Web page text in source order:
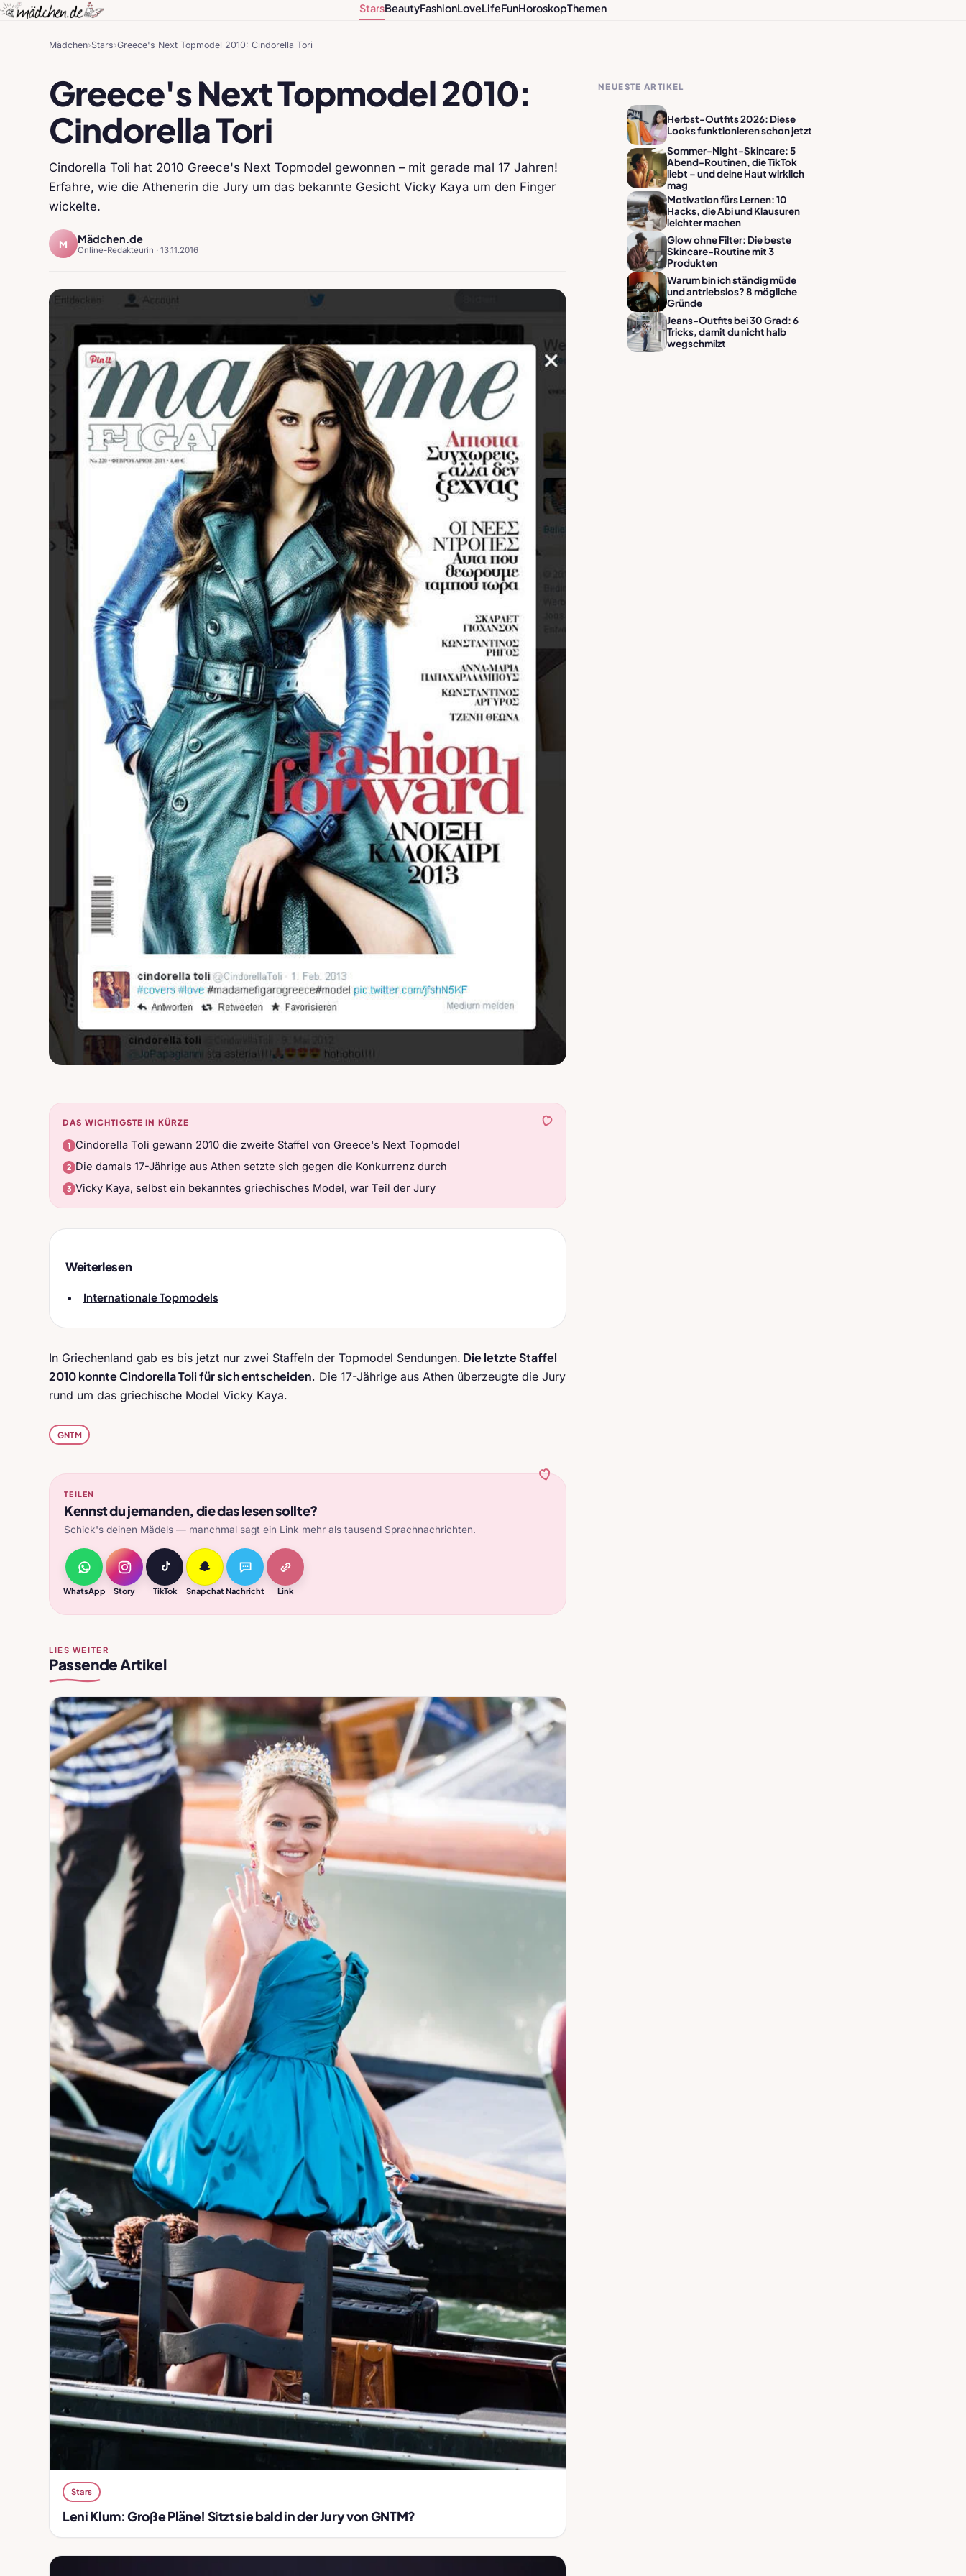
StarsBeautyFashionLoveLifeFunHoroskopThemen
Mädchen›Stars›Greece's Next Topmodel 2010: Cindorella Tori
Greece's Next Topmodel 2010:
Cindorella Tori
Cindorella Toli hat 2010 Greece's Next Topmodel gewonnen – mit gerade mal 17 Jahren!
Erfahre, wie die Athenerin die Jury um das bekannte Gesicht Vicky Kaya um den Finger
wickelte.
M Mädchen.de
Online-Redakteurin · 13.11.2016
DAS WICHTIGSTE IN KÜRZE
Cindorella Toli gewann 2010 die zweite Staffel von Greece's Next Topmodel
Die damals 17-Jährige aus Athen setzte sich gegen die Konkurrenz durch
Vicky Kaya, selbst ein bekanntes griechisches Model, war Teil der Jury
Weiterlesen
Internationale Topmodels
In Griechenland gab es bis jetzt nur zwei Staffeln der Topmodel Sendungen. Die letzte Staffel
2010 konnte Cindorella Toli für sich entscheiden. Die 17-Jährige aus Athen überzeugte die Jury
rund um das griechische Model Vicky Kaya.
GNTM
TEILEN
Kennst du jemanden, die das lesen sollte?
Schick's deinen Mädels — manchmal sagt ein Link mehr als tausend Sprachnachrichten.
WhatsApp Story TikTok SnapchatNachricht Link
LIES WEITER
Passende Artikel
Stars
Leni Klum: Große Pläne! Sitzt sie bald in der Jury von GNTM?
NEUESTE ARTIKEL
Herbst-Outfits 2026: Diese
Looks funktionieren schon jetzt
Sommer-Night-Skincare: 5
Abend-Routinen, die TikTok
liebt – und deine Haut wirklich
mag
Motivation fürs Lernen: 10
Hacks, die Abi und Klausuren
leichter machen
Glow ohne Filter: Die beste
Skincare-Routine mit 3
Produkten
Warum bin ich ständig müde
und antriebslos? 8 mögliche
Gründe
Jeans-Outfits bei 30 Grad: 6
Tricks, damit du nicht halb
wegschmilzt